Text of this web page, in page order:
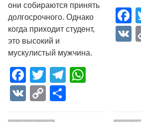
они собираются принять
долгосрочного. Однако
когда приходит студент,
это высокий и
мускулистый мужчина.
Facebook
TwitterTelegram
VK Copy